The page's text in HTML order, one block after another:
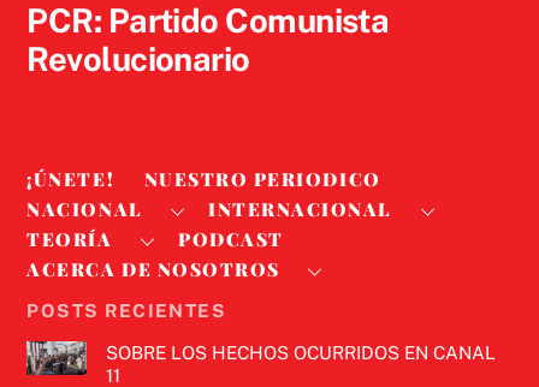
PCR: Partido Comunista
Revolucionario
¡ÚNETE!
NUESTRO PERIODICO
NACIONAL
INTERNACIONAL
TEORÍA
PODCAST
ACERCA DE NOSOTROS
POSTS RECIENTES
SOBRE LOS HECHOS OCURRIDOS EN CANAL
11